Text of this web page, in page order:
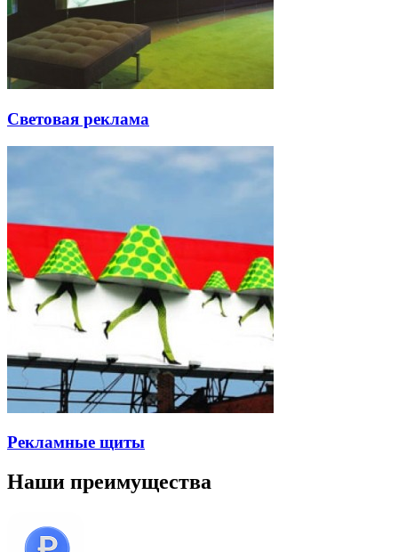
Световая реклама
Рекламные щиты
Наши преимущества